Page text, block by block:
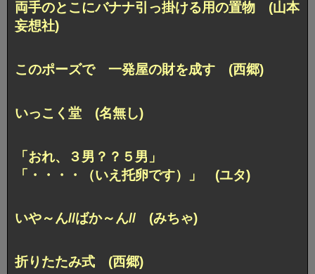
両手のとこにバナナ引っ掛ける用の置物 (山本
妄想社)
このポーズで 一発屋の財を成す (西郷)
いっこく堂 (名無し)
「おれ、３男？？５男」
「・・・・（いえ托卵です）」 (ユタ)
いや～ん//ばか～ん// (みちゃ)
折りたたみ式 (西郷)